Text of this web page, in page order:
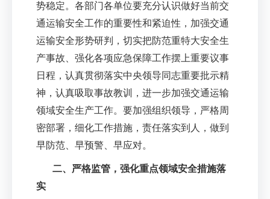
势稳定。各部门各单位要充分认识做好当前交
通运输安全工作的重要性和紧迫性，加强交通
运输安全形势研判，切实把防范重特大安全生
产事故、强化各项应急保障工作摆上重要议事
日程，认真贯彻落实中央领导同志重要批示精
神，认真吸取事故教训，进一步加强交通运输
领域安全生产工作。要加强组织领导，严格周
密部署，细化工作措施，责任落实到人，做到
早防范、早预警、早应对。
二、严格监管，强化重点领域安全措施落
实